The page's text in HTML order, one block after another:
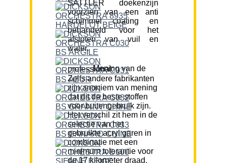
SATTLER doekenzijn
voorzien van een anti
schimmel coating en
behandeld voor het
afstoten van vuil en
water.
Mening van de professional:
Zelfs andere fabrikanten
zijn anoniem van mening
dat dit de beste stoffen
voor buitengebruik zijn.
Het verschil zit hem in de
selectie van het
gebruikte acryl garen in
combinatie met een
minimum tolerantie voor
de 17 kilometer draad.